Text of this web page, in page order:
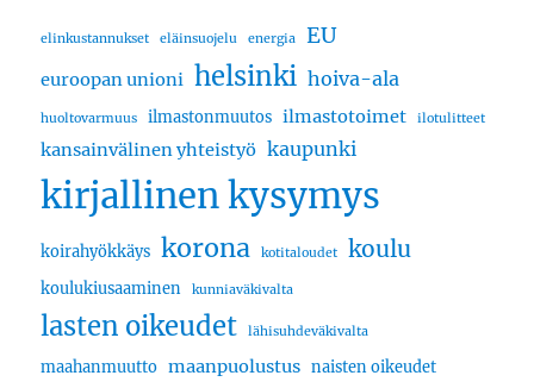
elinkustannukset eläinsuojelu energia EU
euroopan unioni helsinki hoiva-ala
huoltovarmuus ilmastonmuutos ilmastotoimet ilotulitteet
kansainvälinen yhteistyö kaupunki
kirjallinen kysymys
koirahyökkäys korona kotitaloudet koulu
koulukiusaaminen kunniaväkivalta
lasten oikeudet lähisuhdeväkivalta
maahanmuutto maanpuolustus naisten oikeudet